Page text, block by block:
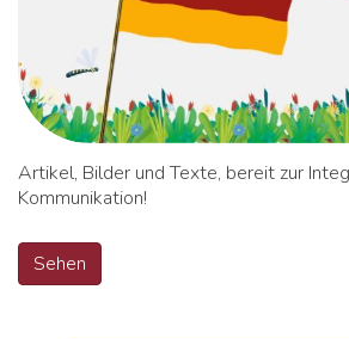
Artikel, Bilder und Texte, bereit zur
Kommunikation!
Sehen